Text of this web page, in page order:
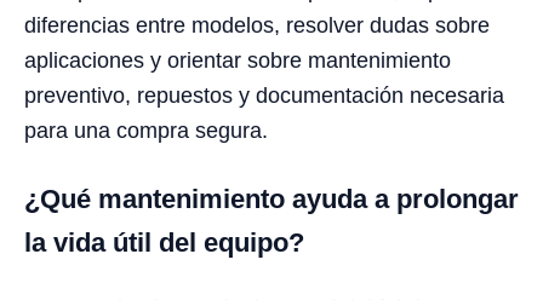
diferencias entre modelos, resolver dudas sobre
aplicaciones y orientar sobre mantenimiento
preventivo, repuestos y documentación necesaria
para una compra segura.
¿Qué mantenimiento ayuda a prolongar
la vida útil del equipo?